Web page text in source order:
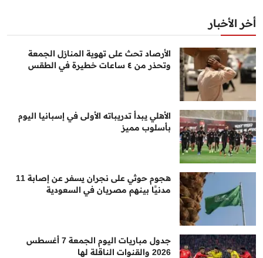
أخر الأخبار
الأرصاد تحث على تهوية المنازل الجمعة
وتحذر من ٤ ساعات خطيرة في الطقس
الأهلي يبدأ تدريباته الأولى في إسبانيا اليوم
بأسلوب مميز
هجوم حوثي على نجران يسفر عن إصابة 11
مدنيًا بينهم مصريان في السعودية
جدول مباريات اليوم الجمعة 7 أغسطس
2026 والقنوات الناقلة لها